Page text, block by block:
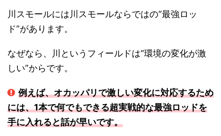
川スモールには川スモールならではの“最強ロッ
ド”があります。
なぜなら、川というフィールドは“環境の変化が激
しい”からです。
例えば、オカッパリで激しい変化に対応するため
には、1本で何でもできる超実戦的な最強ロッドを
手に入れると話が早いです。